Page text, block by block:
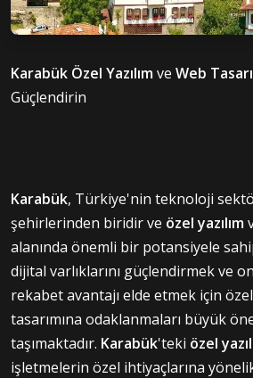
Karabük Özel Yazılımve Web
Güçlendirin
Karabük, Türkiye'nin teknoloji
şehirlerinden biridir ve özel yazılım
alanında önemli bir potansiyele
dijital varlıklarını güçlendirmek ve
rekabet avantajı elde etmek için özel
tasarımına odaklanmaları büyük
taşımaktadır. Karabük'teki özel
işletmelerin özel ihtiyaçlarına